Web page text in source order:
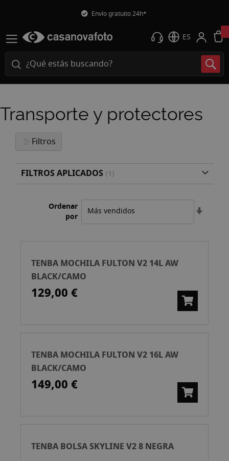
Envío gratuito 24h*
ES
Transporte y protectores
Filtros
FILTROS APLICADOS
Ordenar
por
TENBA MOCHILA FULTON V2 14L AW
BLACK/CAMO
129,00 €
TENBA MOCHILA FULTON V2 16L AW
BLACK/CAMO
149,00 €
TENBA BOLSA SKYLINE V2 8 NEGRA